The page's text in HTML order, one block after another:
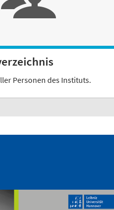
Personen des Instituts.